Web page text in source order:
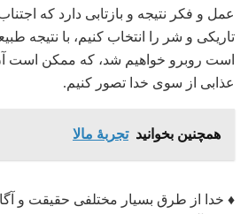
عمل و فکر نتیجه و بازتابی دارد که
تاریکی و شر را انتخاب کنیم، با نتیجه
است روبرو خواهیم شد، که ممکن است آن
عذابی از سوی خدا تصور کنیم.
همچنین بخوانید تجربۀ مالا
♦ خدا از طرق بسیار مختلفی حقیقت و